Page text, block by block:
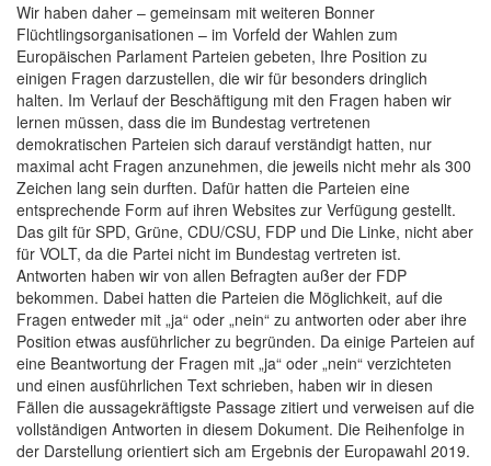
Wir haben daher – gemeinsam mit weiteren Bonner
Flüchtlingsorganisationen – im Vorfeld der Wahlen zum
Europäischen Parlament Parteien gebeten, Ihre Position zu
einigen Fragen darzustellen, die wir für besonders dringlich
halten. Im Verlauf der Beschäftigung mit den Fragen haben wir
lernen müssen, dass die im Bundestag vertretenen
demokratischen Parteien sich darauf verständigt hatten, nur
maximal acht Fragen anzunehmen, die jeweils nicht mehr als 300
Zeichen lang sein durften. Dafür hatten die Parteien eine
entsprechende Form auf ihren Websites zur Verfügung gestellt.
Das gilt für SPD, Grüne, CDU/CSU, FDP und Die Linke, nicht aber
für VOLT, da die Partei nicht im Bundestag vertreten ist.
Antworten haben wir von allen Befragten außer der FDP
bekommen. Dabei hatten die Parteien die Möglichkeit, auf die
Fragen entweder mit „ja“ oder „nein“ zu antworten oder aber ihre
Position etwas ausführlicher zu begründen. Da einige Parteien auf
eine Beantwortung der Fragen mit „ja“ oder „nein“ verzichteten
und einen ausführlichen Text schrieben, haben wir in diesen
Fällen die aussagekräftigste Passage zitiert und verweisen auf die
vollständigen Antworten in diesem Dokument. Die Reihenfolge in
der Darstellung orientiert sich am Ergebnis der Europawahl 2019.